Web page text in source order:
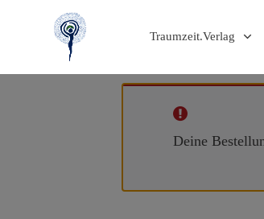
Traumzeit.Verlag
Deine